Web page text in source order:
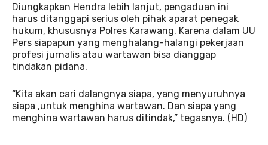
Diungkapkan Hendra lebih lanjut, pengaduan ini
harus ditanggapi serius oleh pihak aparat penegak
hukum, khususnya Polres Karawang. Karena dalam UU
Pers siapapun yang menghalang-halangi pekerjaan
profesi jurnalis atau wartawan bisa dianggap
tindakan pidana.
“Kita akan cari dalangnya siapa, yang menyuruhnya
siapa ,untuk menghina wartawan. Dan siapa yang
menghina wartawan harus ditindak,” tegasnya. (HD)